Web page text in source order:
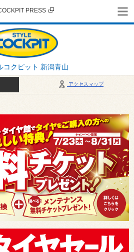
コクピット 新潟青山
PRESS
アクセスマップ
付は10:00〜18:00です。 / 定休日：2026年 8月のお休み
（日曜日）、19日（水曜日）26日（水曜日）